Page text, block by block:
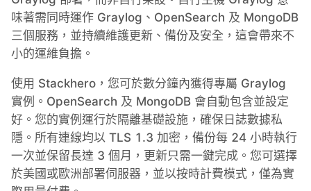
味著需同時運作 Graylog、OpenSearch 及 MongoDB
三個服務，並持續維護更新、備份及安全，這會帶來不
小的運維負擔。
使用 Stackhero，您可於數分鐘內獲得專屬 Graylog
實例。OpenSearch 及 MongoDB 會自動包含並設定
好。您的實例運行於隔離基礎設施，確保日誌數據私
隱。所有連線均以 TLS 1.3 加密，備份每 24 小時執行
一次並保留長達 3 個月，更新只需一鍵完成。您可選擇
於美國或歐洲部署伺服器，並以按時計費模式，僅為實